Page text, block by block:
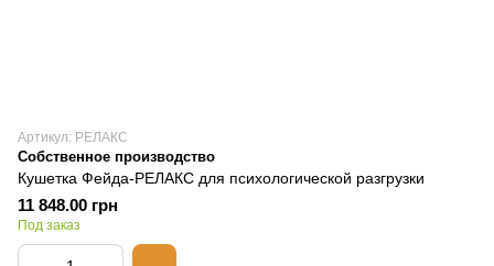
Артикул: РЕЛАКС
Собственное производство
Кушетка Фейда-РЕЛАКС для психологической разгрузки
11 848.00 грн
Под заказ